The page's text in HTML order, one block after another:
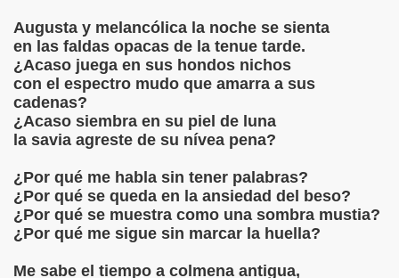
Augusta y melancólica la noche se sienta
en las faldas opacas de la tenue tarde.
¿Acaso juega en sus hondos nichos
con el espectro mudo que amarra a sus
cadenas?
¿Acaso siembra en su piel de luna
la savia agreste de su nívea pena?
¿Por qué me habla sin tener palabras?
¿Por qué se queda en la ansiedad del beso?
¿Por qué se muestra como una sombra mustia?
¿Por qué me sigue sin marcar la huella?
Me sabe el tiempo a colmena antigua,
el Sol del Firmamento"
"NUESTRA GUERRA"
:"Hoy solo quiero caminar"
terraplén, el agua y la luna
:"Amor de romero herido"
"Judas Negro"